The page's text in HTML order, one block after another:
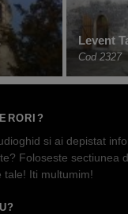
Levent
Cod 2327
si ai depistat
Foloseste sectiunea
tale! Iti multumim!